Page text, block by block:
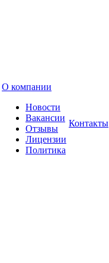
О компании
Новости
Вакансии
Отзывы
Лицензии
Политика
Контакты